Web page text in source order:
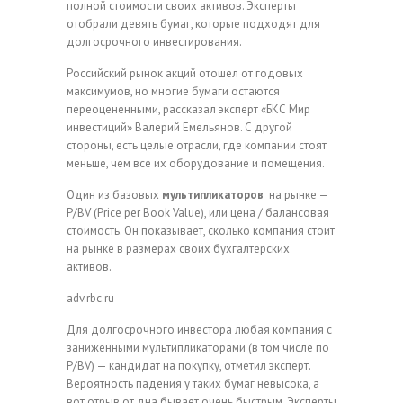
полной стоимости своих активов. Эксперты
отобрали девять бумаг, которые подходят для
долгосрочного инвестирования.
Российский рынок акций отошел от годовых
максимумов, но многие бумаги остаются
переоцененными, рассказал эксперт «БКС Мир
инвестиций» Валерий Емельянов. С другой
стороны, есть целые отрасли, где компании стоят
меньше, чем все их оборудование и помещения.
Один из базовых мультипликаторов на рынке —
P/BV (Price per Book Value), или цена / балансовая
стоимость. Он показывает, сколько компания стоит
на рынке в размерах своих бухгалтерских
активов.
adv.rbc.ru
Для долгосрочного инвестора любая компания с
заниженными мультипликаторами (в том числе по
P/BV) — кандидат на покупку, отметил эксперт.
Вероятность падения у таких бумаг невысока, а